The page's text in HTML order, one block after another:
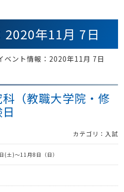
2020年11月 7日
ベント情報：2020年11月 7日
（教職大学院・修
カテゴリ：入試
(土)～11月8日（日）